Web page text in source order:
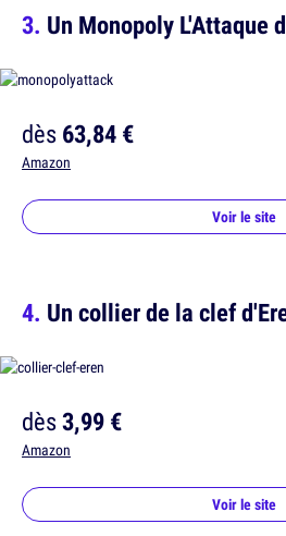
Un Monopoly L'Attaque
dès63,84 €
Amazon
Voir le site
Un collier de la clef
dès3,99 €
Amazon
Voir le site